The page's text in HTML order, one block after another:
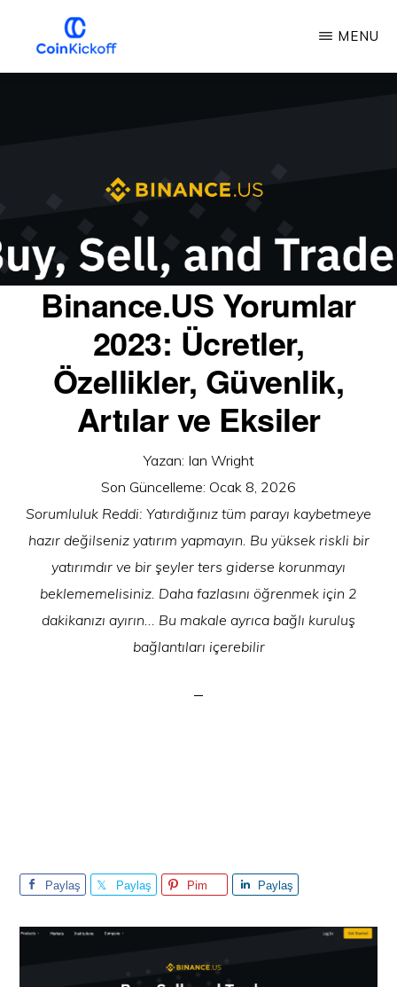
içeriğe
atlaCOIN
MENU
Binance.US Yorumlar
2023: Ücretler,
Özellikler, Güvenlik,
Artılar ve Eksiler
Yazan: Ian Wright
Son Güncelleme: Ocak 8, 2026
Sorumluluk Reddi: Yatırdığınız tüm parayı kaybetmeye
hazır değilseniz yatırım yapmayın. Bu yüksek riskli bir
yatırımdır ve bir şeyler ters giderse korunmayı
beklememelisiniz. Daha fazlasını öğrenmek için 2
dakikanızı ayırın... Bu makale ayrıca bağlı kuruluş
bağlantıları içerebilir
Paylaş Paylaş Pim Paylaş